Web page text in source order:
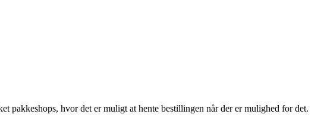
pakkeshops, hvor det er muligt at hente bestillingen når der er mulighed for det.